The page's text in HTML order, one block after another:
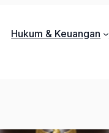
Hukum & Keuangan